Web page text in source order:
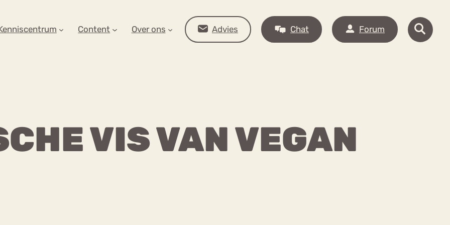
Content Over ons Advies Chat Forum
VIS VAN VEGAN
OP ZOEK?